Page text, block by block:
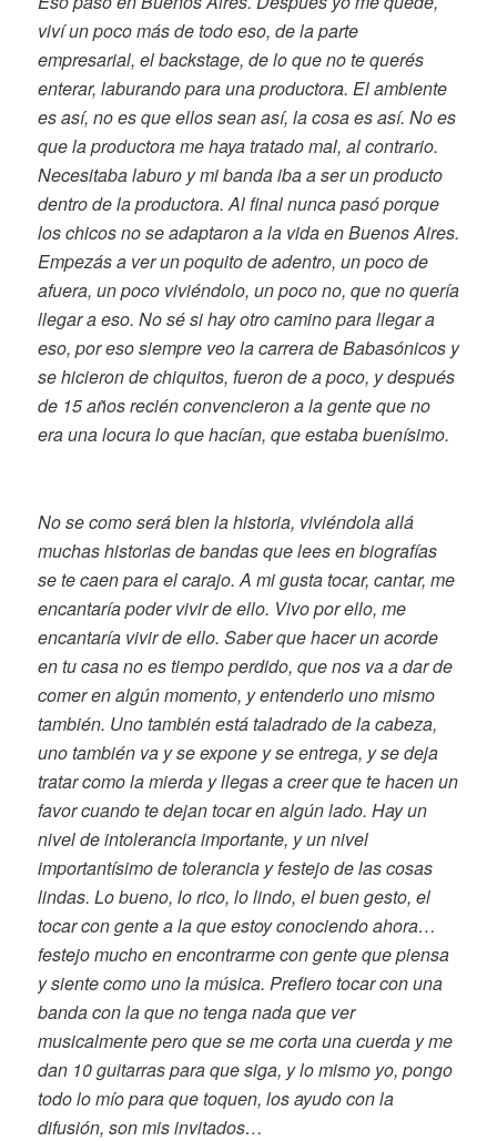
viví un poco más de todo eso, de la parte
empresarial, el backstage, de lo que no te querés
enterar, laburando para una productora. El ambiente
es así, no es que ellos sean así, la cosa es así. No es
que la productora me haya tratado mal, al contrario.
Necesitaba laburo y mi banda iba a ser un producto
dentro de la productora. Al final nunca pasó porque
los chicos no se adaptaron a la vida en Buenos Aires.
Empezás a ver un poquito de adentro, un poco de
afuera, un poco viviéndolo, un poco no, que no quería
llegar a eso. No sé si hay otro camino para llegar a
eso, por eso siempre veo la carrera de Babasónicos y
se hicieron de chiquitos, fueron de a poco, y después
de 15 años recién convencieron a la gente que no
era una locura lo que hacían, que estaba buenísimo.
No se como será bien la historia, viviéndola allá
muchas historias de bandas que lees en biografías
se te caen para el carajo. A mi gusta tocar, cantar, me
encantaría poder vivir de ello. Vivo por ello, me
encantaría vivir de ello. Saber que hacer un acorde
en tu casa no es tiempo perdido, que nos va a dar de
comer en algún momento, y entenderlo uno mismo
también. Uno también está taladrado de la cabeza,
uno también va y se expone y se entrega, y se deja
tratar como la mierda y llegas a creer que te hacen un
favor cuando te dejan tocar en algún lado. Hay un
nivel de intolerancia importante, y un nivel
importantísimo de tolerancia y festejo de las cosas
lindas. Lo bueno, lo rico, lo lindo, el buen gesto, el
tocar con gente a la que estoy conociendo ahora…
festejo mucho en encontrarme con gente que piensa
y siente como uno la música. Prefiero tocar con una
banda con la que no tenga nada que ver
musicalmente pero que se me corta una cuerda y me
dan 10 guitarras para que siga, y lo mismo yo, pongo
todo lo mío para que toquen, los ayudo con la
difusión, son mis invitados…